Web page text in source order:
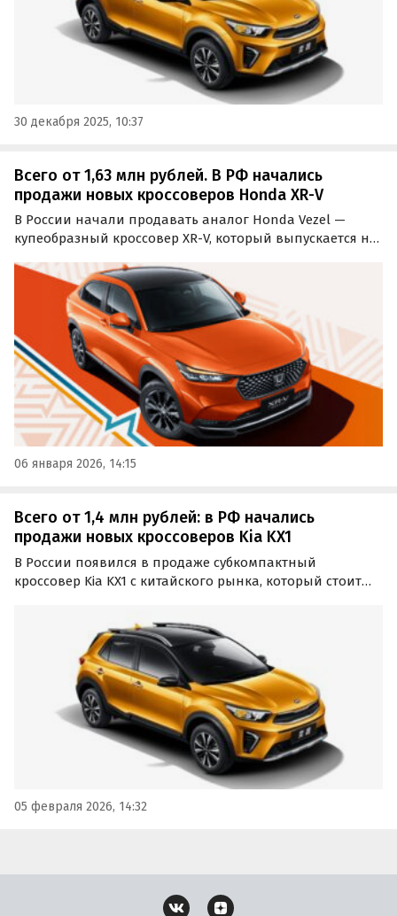
30 декабря 2025, 10:37
Всего от 1,63 млн рублей. В РФ начались
продажи новых кроссоверов Honda XR-V
В России начали продавать аналог Honda Vezel —
купеобразный кроссовер XR-V, который выпускается на
Чаще всего его возят к нам под заказ и продают на
одном из классифайдов минимум за 1 630 000 рублей…
06 января 2026, 14:15
Всего от 1,4 млн рублей: в РФ начались
продажи новых кроссоверов Kia KX1
В России появился в продаже субкомпактный
кроссовер Kia KX1 с китайского рынка, который стоит
одном из сайтов объявлений сейчас стартуют от 1,4
млн рублей, сообщает портал «Автоновости дня».
05 февраля 2026, 14:32